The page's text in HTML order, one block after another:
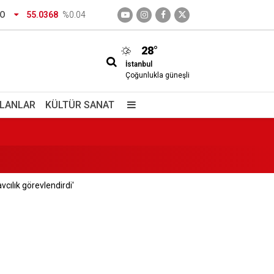
55.0368 %0.04
28°
İstanbul
Çoğunlukla güneşli
KÜLTÜR SANAT
görevlendirdi'